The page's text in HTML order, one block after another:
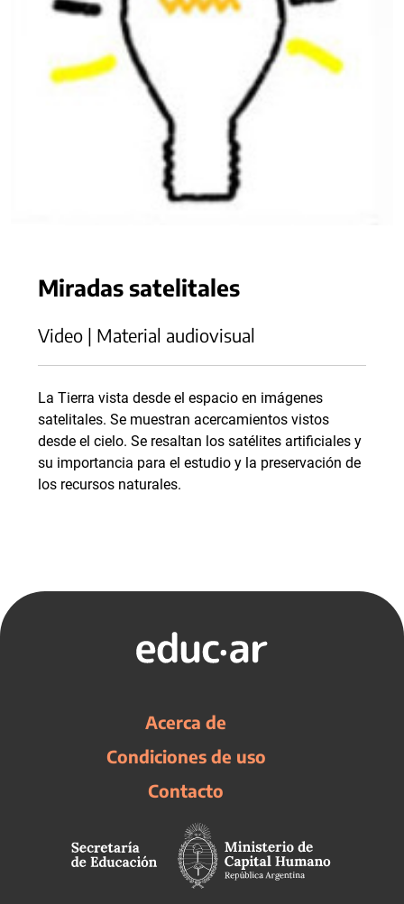
Miradas satelitales
Video | Material audiovisual
La Tierra vista desde el espacio en imágenes
satelitales. Se muestran acercamientos vistos
desde el cielo. Se resaltan los satélites artificiales y
su importancia para el estudio y la preservación de
los recursos naturales.
Acerca de
Condiciones de uso
Contacto